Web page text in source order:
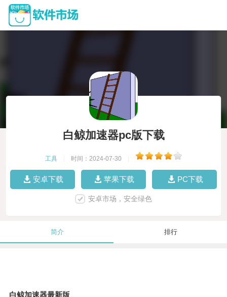
白鲸加速器pc版下载
工具 时间：2024-07-30
安卓下载 苹果下载 PC下载
安卓市场，安全绿色
简介 排行
白鲸加速器最新版